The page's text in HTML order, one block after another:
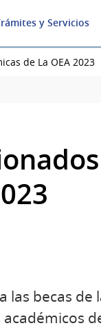
y Servicios
de La OEA 2023
becas de